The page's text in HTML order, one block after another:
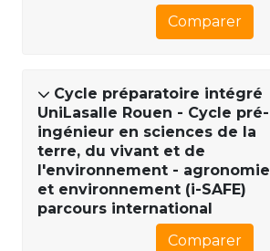
Comparer
Cycle préparatoire intégré
UniLasalle Rouen - Cycle pré-
ingénieur en sciences de la
terre, du vivant et de
l'environnement - agronomie
et environnement (i-SAFE)
parcours international
Comparer